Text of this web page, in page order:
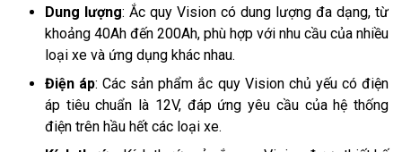
Dung lượng: Ắc quy Vision có dung lượng đa dạng, từ
khoảng 40Ah đến 200Ah, phù hợp với nhu cầu của nhiều
loại xe và ứng dụng khác nhau.
Điện áp: Các sản phẩm ắc quy Vision chủ yếu có điện
áp tiêu chuẩn là 12V, đáp ứng yêu cầu của hệ thống
điện trên hầu hết các loại xe.